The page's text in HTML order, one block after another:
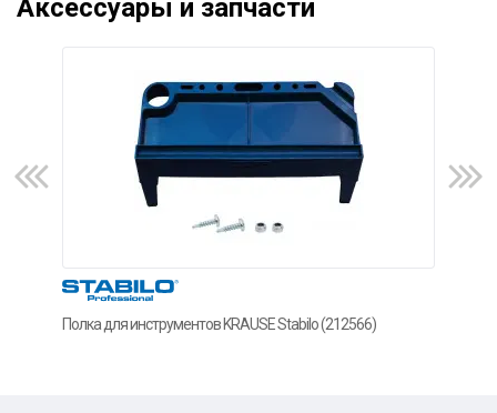
Аксессуары и запчасти
Полка для инструментов KRAUSE Stabilo (212566)